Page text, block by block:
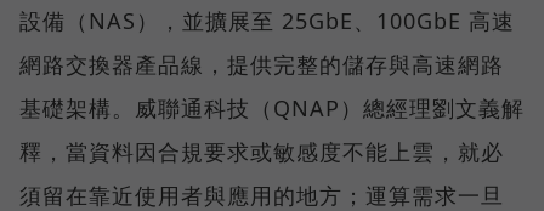
設備（NAS），並擴展至 25GbE、100GbE 高速
網路交換器產品線，提供完整的儲存與高速網路
基礎架構。威聯通科技（QNAP）總經理劉文義解
釋，當資料因合規要求或敏感度不能上雲，就必
須留在靠近使用者與應用的地方；運算需求一旦